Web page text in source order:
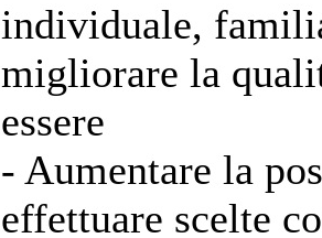
individuale,
migliorare la
essere
- Aumentare la
effettuare scelte